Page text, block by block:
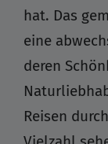
hat. Das
eine
deren
Reisen